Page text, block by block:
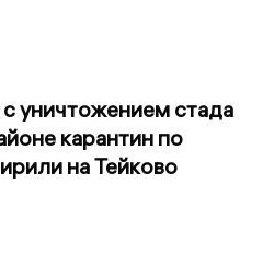
уничтожением стада
карантин по
на Тейково